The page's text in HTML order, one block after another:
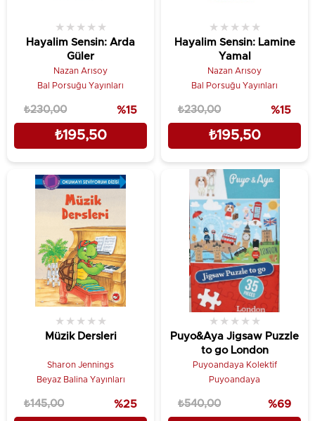
Hayalim Sensin: Arda
Güler
★ ★ ★ ★ ★
Nazan Arısoy
Bal Porsuğu Yayınları
₺195,50
₺230,00 %15
Hayalim Sensin: Lamine
Yamal
★ ★ ★ ★ ★
Nazan Arısoy
Bal Porsuğu Yayınları
₺195,50
₺230,00 %15
Müzik Dersleri
★ ★ ★ ★ ★
Sharon Jennings
Beyaz Balina Yayınları
₺145,00 %25
Puyo&Aya Jigsaw Puzzle
to go London
★ ★ ★ ★ ★
Puyoandaya Kolektif
Puyoandaya
₺540,00 %69